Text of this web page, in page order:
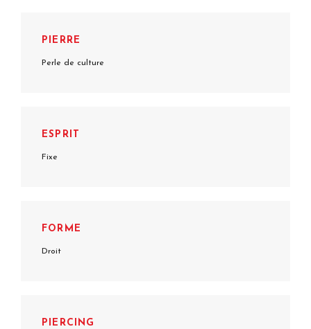
PIERRE
Perle de culture
ESPRIT
Fixe
FORME
Droit
PIERCING